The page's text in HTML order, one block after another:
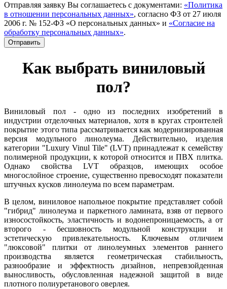
Отправляя заявку Вы соглашаетесь с документами: «Политика
в отношении персональных данных», согласно ФЗ от 27 июля
2006 г. № 152-ФЗ «О персональных данных» и «Согласие на
обработку персональных данных».
Отправить
Как выбрать виниловый
пол?
Виниловый пол - одно из последних изобретений в
индустрии отделочных материалов, хотя в кругах строителей
покрытие этого типа рассматривается как модернизированная
версия модульного линолеума. Действительно, изделия
категории "Luxury Vinul Tile" (LVT) принадлежат к семейству
полимерной продукции, к которой относится и ПВХ плитка.
Однако свойства LVT образцов, имеющих особое
многослойное строение, существенно превосходят показатели
штучных кусков линолеума по всем параметрам.
В целом, виниловое напольное покрытие представляет собой
"гибрид" линолеума и паркетного ламината, взяв от первого
износостойкость, эластичность и водонепроницаемость, а от
второго - бесшовность модульной конструкции и
эстетическую привлекательность. Ключевым отличием
"люксовой" плитки от линолеумных элементов раннего
производства является геометрическая стабильность,
разнообразие и эффектность дизайнов, непревзойденная
выносливость, обусловленная надежной защитой в виде
плотного полиуретанового оверлея.